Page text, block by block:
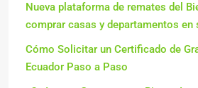
Nueva plataforma de remates del
comprar casas y departamentos en
Cómo Solicitar un Certificado de
Ecuador Paso a Paso